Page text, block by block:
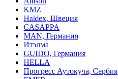
KMZ
Haldex, Швеция
CASAPPA
MAN, Германия
Итэлма
GUIDO, Германия
HELLA
Прогресс Аутокуча, Сербия